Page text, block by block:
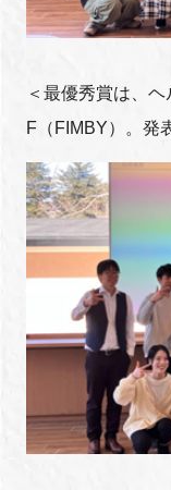
＜最優秀賞は、
F（FIMBY）。発